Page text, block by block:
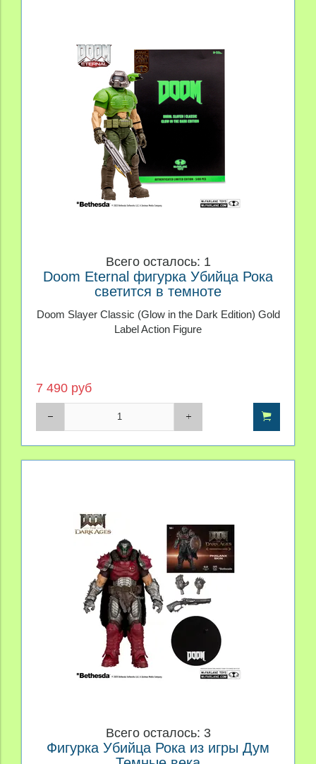
Всего осталось: 1
Doom Eternal фигурка Убийца Рока
светится в темноте
Doom Slayer Classic (Glow in the Dark Edition) Gold
Label Action Figure
7 490 руб
Всего осталось: 3
Фигурка Убийца Рока из игры Дум